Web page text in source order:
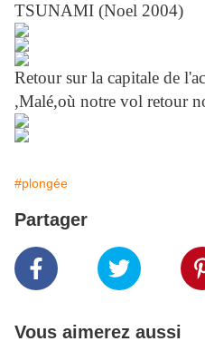
TSUNAMI (Noel 2004)
Retour sur la capitale de
,Malé,où notre vol retour
#plongée
Partager
Vous aimerez aussi